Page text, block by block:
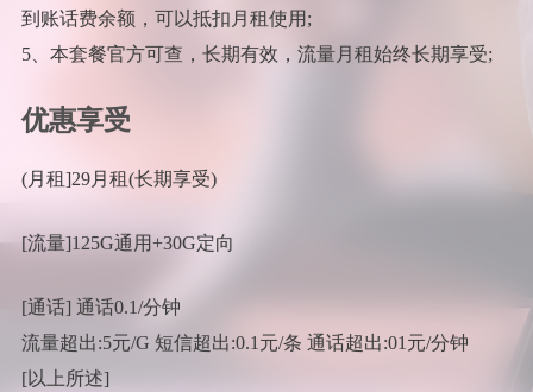
到账话费余额，可以抵扣月租使用;
5、本套餐官方可查，长期有效，流量月租始终长期享受;
优惠享受
(月租]29月租(长期享受)
[流量]125G通用+30G定向
[通话] 通话0.1/分钟
流量超出:5元/G 短信超出:0.1元/条 通话超出:01元/分钟
[以上所述]